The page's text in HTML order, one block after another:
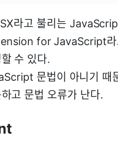
라고 불리는
for JavaScript라
수 있다.
문법이 아니기 때
고 문법 오류가 난다.